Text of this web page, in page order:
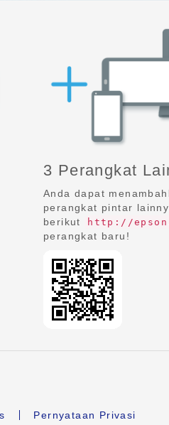
3 Perangkat
Anda dapat
perangkat pintar
berikut
http://
perangkat baru!
Pernyataan Privasi